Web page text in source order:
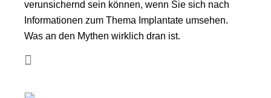
verunsichernd sein können, wenn Sie sich nach
Informationen zum Thema Implantate umsehen.
Was an den Mythen wirklich dran ist.